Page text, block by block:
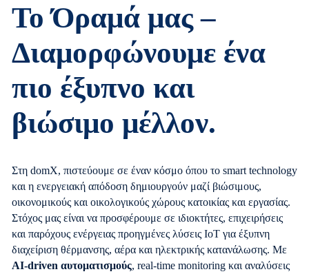
Το Όραμά μας –
Διαμορφώνουμε ένα
πιο έξυπνο και
βιώσιμο μέλλον.
Στη domX, πιστεύουμε σε έναν κόσμο όπου το smart technology
και η ενεργειακή απόδοση δημιουργούν μαζί βιώσιμους,
οικονομικούς και οικολογικούς χώρους κατοικίας και εργασίας.
Στόχος μας είναι να προσφέρουμε σε ιδιοκτήτες, επιχειρήσεις
και παρόχους ενέργειας προηγμένες λύσεις IoT για έξυπνη
διαχείριση θέρμανσης, αέρα και ηλεκτρικής κατανάλωσης. Με
AI-driven αυτοματισμούς, real-time monitoring και αναλύσεις